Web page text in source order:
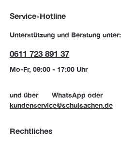
Service-Hotline
Unterstützung und Beratung unter:
0611 723 891 37
Mo-Fr, 09:00 - 17:00 Uhr
und über WhatsApp oder
kundenservice@schulsachen.de
Rechtliches